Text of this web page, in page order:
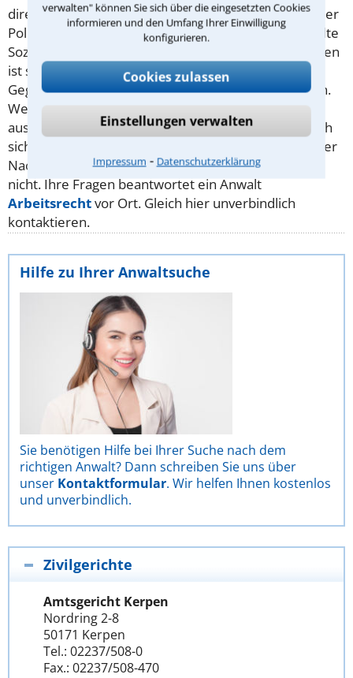
verwalten" können Sie sich über die eingesetzten Cookies
informieren und den Umfang Ihrer Einwilligung
konfigurieren.
Cookies zulassen
Einstellungen verwalten
Impressum ⁃ Datenschutzerklärung
direkt bei der nächsten Zollstation oder auch bei jeder
Polizeidienststelle tun. DasBußgeld für nicht gezahlte
Sozialversicherungsbeiträge und/oder Steuerschulden
ist schnell im oberen fünfstelligen Bereich.
Gegebenenfalls ist auch eine Freiheitsstrafe möglich.
Wer einen Mangel aufgrund einer schlecht
ausgeführten Schwarzarbeit entdeckt, bleibt ziemlich
sicher auf dem Schaden sitzen:
oder
Nachbesserung für Schwarzarbeit gibt es (rechtlich)
nicht. Ihre Fragen beantwortet ein Anwalt
Arbeitsrechtvor Ort. Gleich hier unverbindlich
kontaktieren.
Hilfe zu Ihrer Anwaltsuche
Sie benötigen Hilfe bei Ihrer Suche nach dem
richtigen Anwalt? Dann schreiben Sie uns über
unser Kontaktformular. Wir helfen Ihnen kostenlos
und unverbindlich.
Zivilgerichte
Amtsgericht Kerpen
Nordring 2-8
50171 Kerpen
Tel.: 02237/508-0
Fax.: 02237/508-470